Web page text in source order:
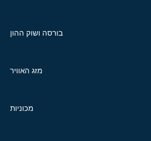
בורסה ושוק ההון
מזג האוויר
מכוניות